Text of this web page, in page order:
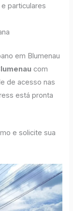
particulares
em Blumenau
com
de acesso nas
está pronta
e solicite sua